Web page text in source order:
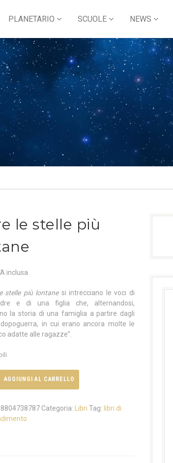
PLANETARIO SCUOLE NEWS
le stelle più
inclusa
stelle più lontanesi intrecciano le voci di
e di una figlia che, alternandosi,
la storia di una famiglia a partire dagli
in cui erano ancora molte le
adatte alle ragazze”.
AGGIUNGI AL CARRELLO
Categoria: Libri Tag: libri di